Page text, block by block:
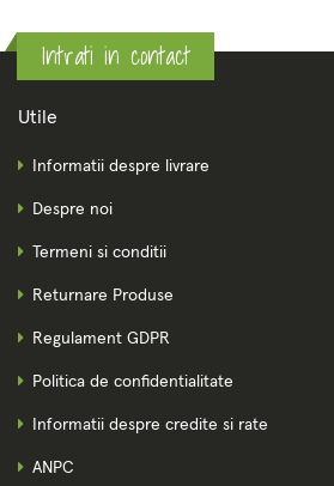
Intrati in contact
Utile
Informatii despre livrare
Despre noi
Termeni si conditii
Returnare Produse
Regulament GDPR
Politica de confidentialitate
Informatii despre credite si rate
ANPC